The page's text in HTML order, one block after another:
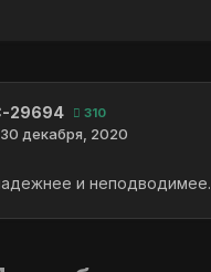
29694 310
30 декабря, 2020
и